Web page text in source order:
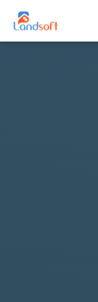
Phần mềm
Việt Nam